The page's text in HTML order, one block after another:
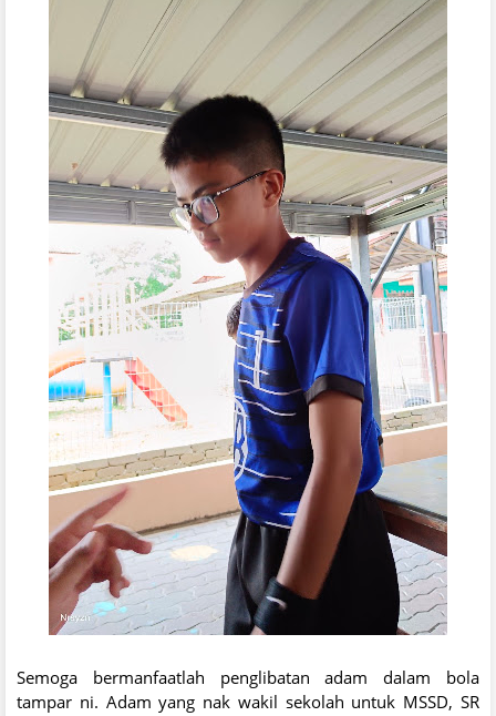
Semoga bermanfaatlah penglibatan adam dalam bola
tampar ni. Adam yang nak wakil sekolah untuk MSSD, SR